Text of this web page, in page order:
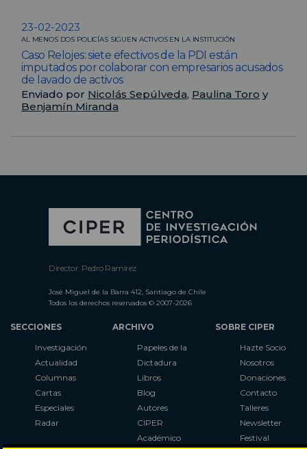
23-02-2023
AL MENOS DOS POLICÍAS SIGUEN ACTIVOS EN LA INSTITUCIÓN
Caso Relojes: siete efectivos de la PDI están
imputados por colaborar con empresarios acusados
de lavado de activos
Enviado por Nicolás Sepúlveda, Paulina Toro y
Benjamín Miranda
Director: Pedro Ramírez
José Miguel de la Barra 412, Santiago de Chile
Todos los derechos reservados © 2007-2026
SECCIONES
Investigación
Actualidad
Columnas
Cartas
Especiales
Radar
ARCHIVO
Papeles de la
Dictadura
Libros
Blog
Autores
CIPER
Académico
SOBRE CIPER
Hazte Socio
Nosotros
Donaciones
Contacto
Talleres
Newsletter
Festival